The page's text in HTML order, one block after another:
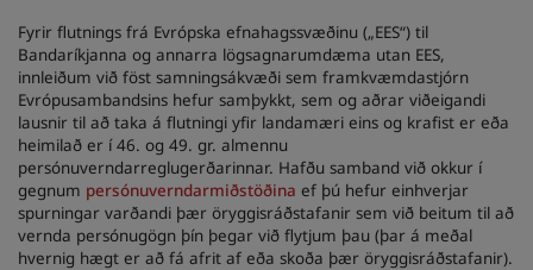
Fyrir flutnings frá Evrópska efnahagssvæðinu („EES“) til
Bandaríkjanna og annarra lögsagnarumdæma utan EES,
innleiðum við föst samningsákvæði sem framkvæmdastjórn
Evrópusambandsins hefur samþykkt, sem og aðrar viðeigandi
lausnir til að taka á flutningi yfir landamæri eins og krafist er eða
heimilað er í 46. og 49. gr. almennu
persónuverndarreglugerðarinnar. Hafðu samband við okkur í
gegnum persónuverndarmiðstöðina ef þú hefur einhverjar
spurningar varðandi þær öryggisráðstafanir sem við beitum til að
vernda persónugögn þín þegar við flytjum þau (þar á meðal
hvernig hægt er að fá afrit af eða skoða þær öryggisráðstafanir).